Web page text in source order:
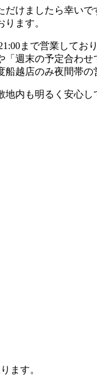
だけましたら幸いで
ます。
まで営業してお
「週末の予定合わ
越店のみ夜間帯の
内も明るく安心し
ます。